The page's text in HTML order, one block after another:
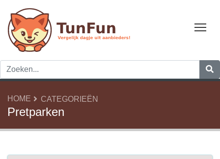
HOME CATEGORIEËN
Pretparken